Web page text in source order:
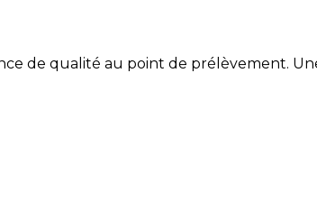
de qualité au point de prélèvement.